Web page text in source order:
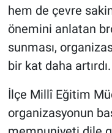
hem de çevre
önemini anlatan
sunması,
bir kat daha artırdı.
İlçe Millî Eğitim
organizasyonun